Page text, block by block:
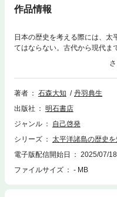
作品情報
日本の歴史を考える際には、
てはならない。古代から現代ま
与えあいながら歩んできた道程
点から歴史を見つめ直すそうと
著者 石森大知
丹羽典生
出版社
明石書店
ジャンル
自己啓発
シリーズ
太平洋諸島の歴史
電子版配信開始日
2025/07/18
ファイルサイズ
- MB